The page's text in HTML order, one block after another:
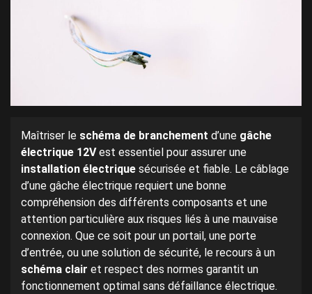
Maîtriser le schéma de branchement d’une gâche
électrique 12Vest essentiel pour assurer une
installation électrique sécurisée et fiable. Le câblage
d’une gâche électrique requiert une bonne
compréhension des différents composants et une
attention particulière aux risques liés à une mauvaise
connexion. Que ce soit pour un portail, une porte
d’entrée, ou une solution de sécurité, le recours à un
schéma clair et respect des normes garantit un
fonctionnement optimal sans défaillance électrique.